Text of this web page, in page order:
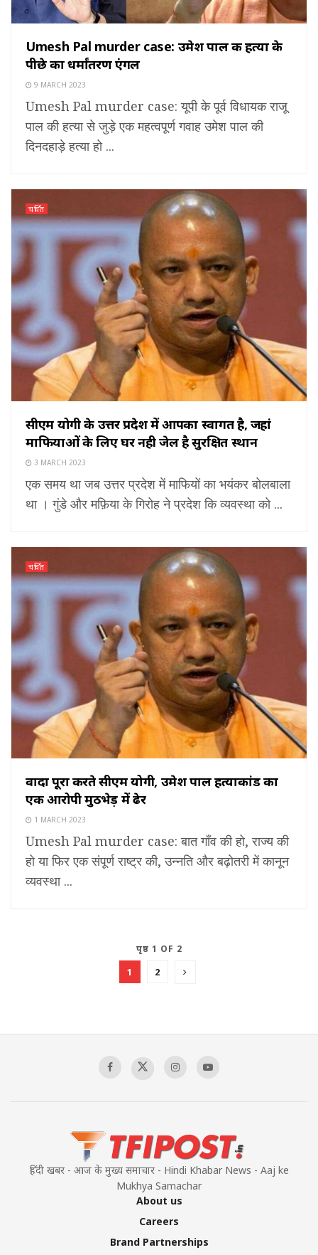
Umesh Pal murder case: उमेश पाल की हत्या के
पीछे का धर्मांतरण एंगल
9 MARCH 2023
Umesh Pal murder case: यूपी के पूर्व विधायक राजू
पाल की हत्या से जुड़े एक महत्वपूर्ण गवाह उमेश पाल की
दिनदहाड़े हत्या हो ...
चर्चित
सीएम योगी के उत्तर प्रदेश में आपका स्वागत है, जहां
माफियाओं के लिए घर नही जेल है सुरक्षित स्थान
3 MARCH 2023
एक समय था जब उत्तर प्रदेश में माफियों का भयंकर बोलबाला
था । गुंडे और मफ़िया के गिरोह ने प्रदेश कि व्यवस्था को ...
चर्चित
वादा पूरा करते सीएम योगी, उमेश पाल हत्याकांड का
एक आरोपी मुठभेड़ में ढेर
1 MARCH 2023
Umesh Pal murder case: बात गाँव की हो, राज्य की
हो या फिर एक संपूर्ण राष्ट्र की, उन्नति और बढ़ोतरी में कानून
व्यवस्था ...
पृष्ठ 1 OF 2
1 2
हिंदी खबर - आज के मुख्य समाचार - Hindi Khabar News - Aaj ke
Mukhya Samachar
About us
Careers
Brand Partnerships